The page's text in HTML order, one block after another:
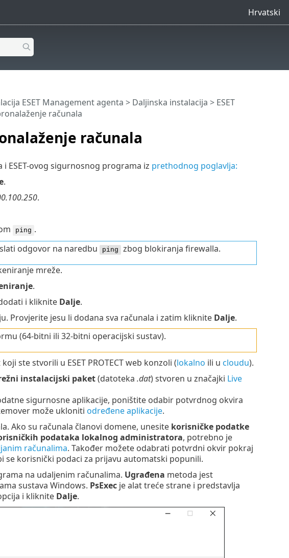
Hrvatski
računala
ESET Management agenta > Daljinska instalacija > ESET
računala
ESET-ovog sigurnosnog programa iz prethodnog poglavlja:
.
.
ping .
odgovor na naredbu
ping zbog blokiranja firewalla.
mreže.
.
i kliknite Dalje.
Provjerite jesu li dodana sva računala i zatim kliknite Dalje.
(64-bitni ili 32-bitni operacijski sustav).
ste stvorili u ESET PROTECT web konzoli (lokalno ili u cloudu).
instalacijski paket(datoteka .dat) stvoren u značajki Live
sigurnosne aplikacije, poništite odabir potvrdnog okvira
može ukloniti određene aplikacije.
Ako su računala članovi domene, unesite korisničke podatke
podataka lokalnog administratora, potrebno je
računalima. Također možete odabrati potvrdni okvir pokraj
se korisnički podaci za prijavu automatski popunili.
na udaljenim računalima. Ugrađena metoda jest
sustava Windows. PsExecje alat treće strane i predstavlja
i kliknite Dalje.